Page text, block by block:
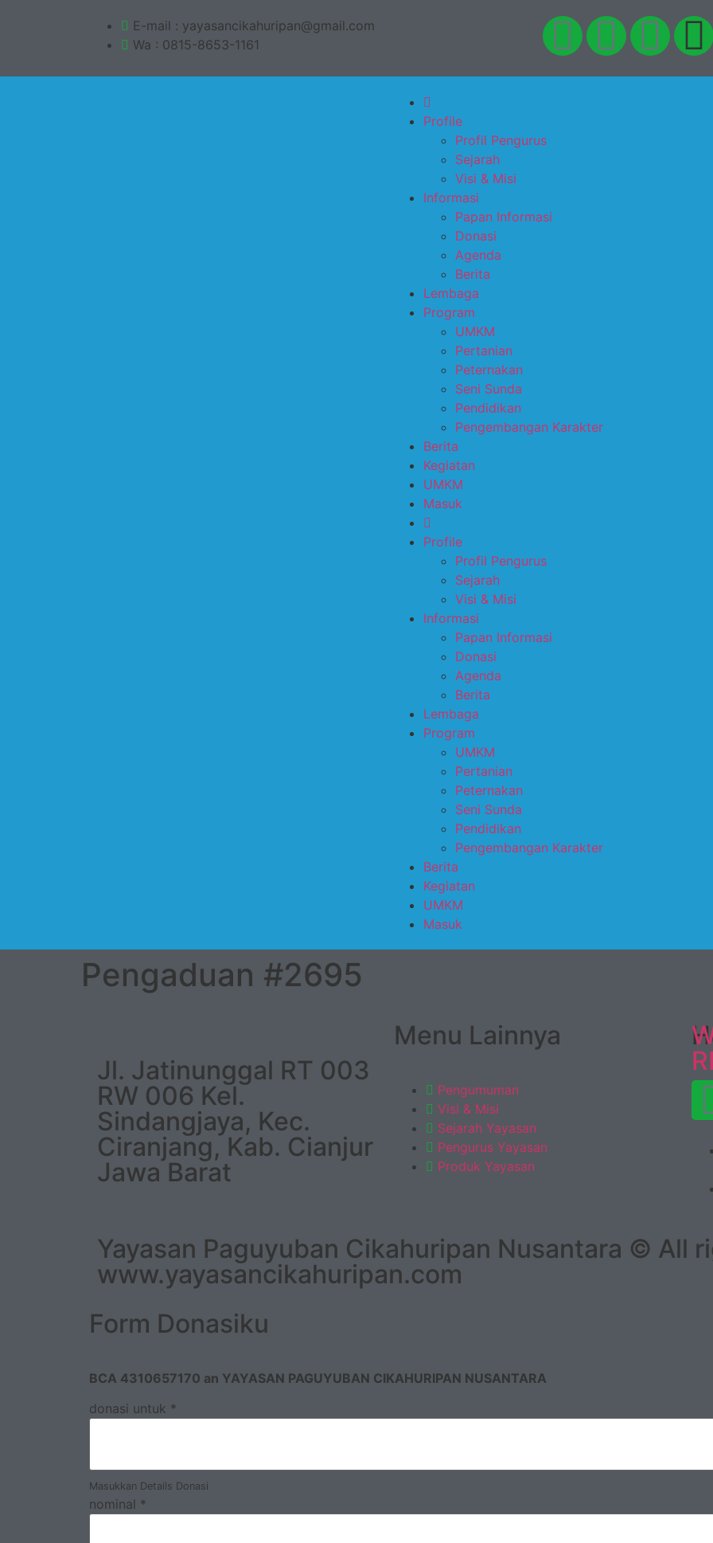
E-mail : yayasancikahuripan@gmail.com
Wa : 0815-8653-1161
Profile
Profil Pengurus
Sejarah
Visi & Misi
Informasi
Papan Informasi
Donasi
Agenda
Berita
Lembaga
Program
UMKM
Pertanian
Peternakan
Seni Sunda
Pendidikan
Pengembangan Karakter
Berita
Kegiatan
UMKM
Masuk
Profile
Profil Pengurus
Sejarah
Visi & Misi
Informasi
Papan Informasi
Donasi
Agenda
Berita
Lembaga
Program
UMKM
Pertanian
Peternakan
Seni Sunda
Pendidikan
Pengembangan Karakter
Berita
Kegiatan
UMKM
Masuk
Pengaduan #2695
Jl. Jatinunggal RT 003
RW 006 Kel.
Sindangjaya, Kec.
Ciranjang, Kab. Cianjur
Jawa Barat
Menu Lainnya
Pengumuman
Visi & Misi
Sejarah Yayasan
Pengurus Yayasan
Produk Yayasan
Yayasan Paguyuban Cikahuripan Nusantara © All
www.yayasancikahuripan.com
Form Donasiku
BCA 4310657170 an YAYASAN PAGUYUBAN CIKAHURIPAN NUSANTARA
donasi untuk *
Masukkan Details Donasi
nominal *